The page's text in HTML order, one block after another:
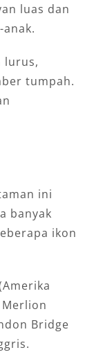
luas dan
lurus,
tumpah.
ini
banyak
ikon
Bridge